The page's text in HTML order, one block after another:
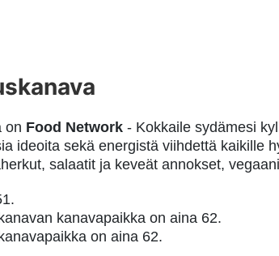
on Food Network - Kokkaile sydämesi
ideoita sekä energistä viihdettä kaikille
salaatit ja keveät annokset,
kanavapaikka on aina 62.
on aina 62.